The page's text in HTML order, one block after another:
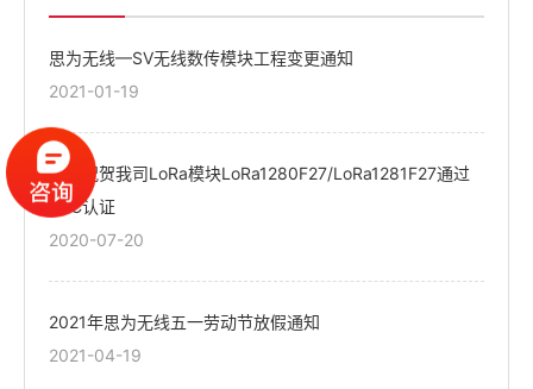
思为无线—SV无线数传模块工程变更通知
2021-01-19
热烈祝贺我司LoRa模块LoRa1280F27/LoRa1281F27通过
FCC认证
2020-07-20
2021年思为无线五一劳动节放假通知
2021-04-19